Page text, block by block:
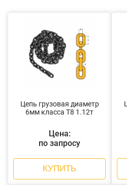
Цепь грузовая диаметр
6мм класса Т8 1.12т
Цена:
по запросу
КУПИТЬ